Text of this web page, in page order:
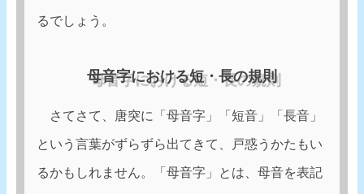
るでしょう。
母音字における短・長の規則
さてさて、唐突に「母音字」「短音」「長音」
という言葉がずらずら出てきて、戸惑うかたもい
るかもしれません。「母音字」とは、母音を表記